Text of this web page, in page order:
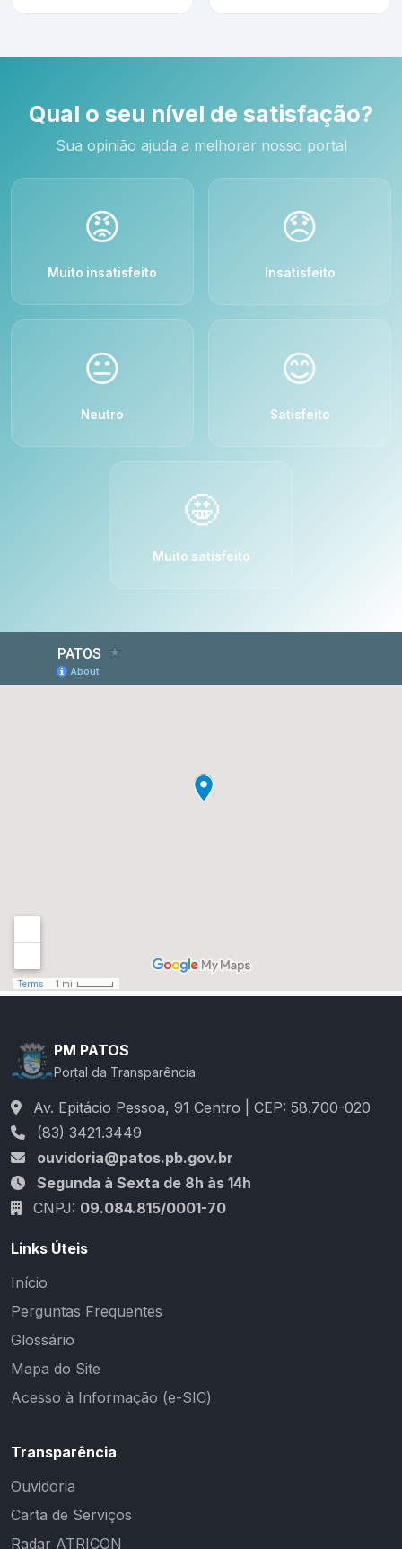
Qual o seu nível de satisfação?
Sua opinião ajuda a melhorar nosso portal
😡
Muito insatisfeito
😞
Insatisfeito
😐
Neutro
😊
Satisfeito
🤩
Muito satisfeito
PM PATOS
Portal da Transparência
Av. Epitácio Pessoa, 91 Centro | CEP: 58.700-020
(83) 3421.3449
ouvidoria@patos.pb.gov.br
Segunda à Sexta de 8h às 14h
CNPJ: 09.084.815/0001-70
Links Úteis
Início
Perguntas Frequentes
Glossário
Mapa do Site
Acesso à Informação (e-SIC)
Transparência
Ouvidoria
Carta de Serviços
Radar ATRICON